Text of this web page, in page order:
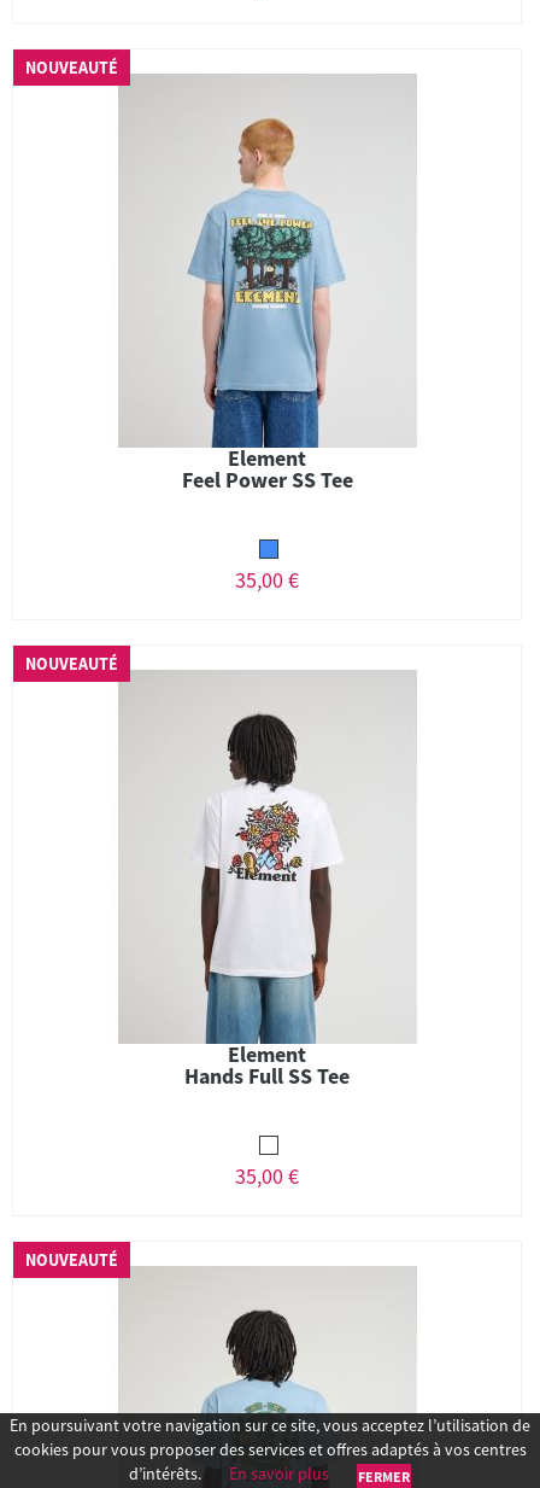
NOUVEAUTÉ
Element
Feel Power SS Tee
35,00 €
NOUVEAUTÉ
Element
Hands Full SS Tee
35,00 €
NOUVEAUTÉ
En poursuivant votre navigation sur ce site, vous acceptez l’utilisation de
cookies pour vous proposer des services et offres adaptés à vos centres
d’intérêts.
En savoir plus FERMER